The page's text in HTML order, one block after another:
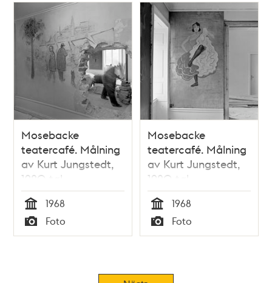
Mosebacke
teatercafé. Målning
av Kurt Jungstedt,
1920-tal
Tid
1968
Typ
Foto
Mosebacke
teatercafé. Målning
av Kurt Jungstedt,
1920-tal
Tid
1968
Typ
Foto